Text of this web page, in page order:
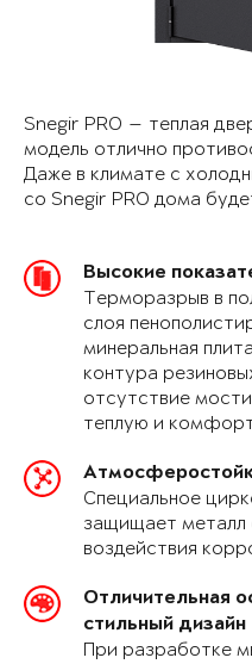
Snegir PRO — теплая
модель отлично
Даже в климате с
со Snegir PRO дома
Высокие
Терморазрыв в
слоя
минеральная
контура
отсутствие
теплую и
Специальное
защищает металл
воздействия
Отличительная
стильный дизайн
При разработке